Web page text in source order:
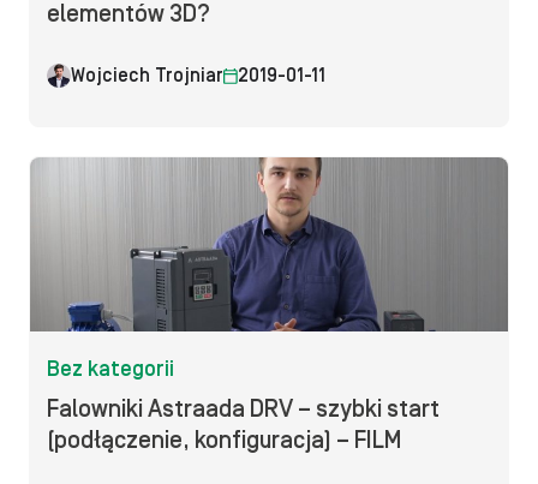
elementów 3D?
Wojciech Trojniar 2019-01-11
Bez kategorii
Falowniki Astraada DRV – szybki start
(podłączenie, konfiguracja) – FILM